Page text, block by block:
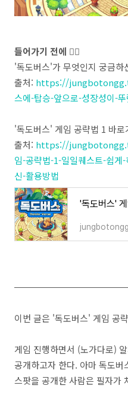
들어가기 전에 👉🏽
'독도버스'가 무엇인지 궁금하
출처: https://
스에-탑승-앞으로-성장성이-
'독도버스' 게임 공략법 1 바로
출처: https://
임-공략법-1-일일퀘스트-쉽게
신-활용방법
이번 글은 '독도버스' 게임 공
게임 진행하면서 (노가다로)
공개하고자 한다. 아마 독도버
스팟을 공개한 사람은 필자가